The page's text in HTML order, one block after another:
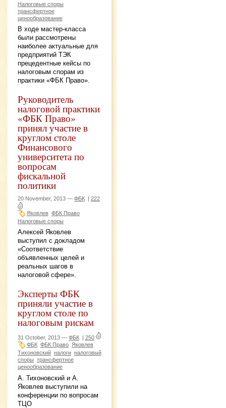
Налоговые споры
трансфертное
ценообразование
В ходе мастер-класса
были рассмотрены
наиболее актуальные для
предприятий ТЭК
прецедентные кейсы по
налоговым спорам из
практики «ФБК Право».
Руководитель
налоговой практики
«ФБК Право»
принял участие в
круглом столе
Финансового
университета по
вопросам
фискальной
политики
20 November, 2013 — ФБК | 222
Яковлев ФБК Право
Налоговые споры
Алексей Яковлев
выступил с докладом
«Соответствие
объявленных целей и
реальных шагов в
налоговой сфере».
Эксперты ФБК
приняли участие в
круглом столе по
налоговым рискам
31 October, 2013 — ФБК | 250
ФБК ФБК Право Яковлев
Тихоновский налоги налоговый
споры трансфертное
ценообразование
А. Тихоновский и А.
Яковлев выступили на
конференции по вопросам
ТЦО